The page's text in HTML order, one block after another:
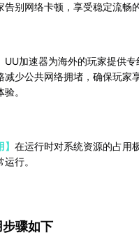
告别网络卡顿，享受稳定流畅
UU加速器为海外的玩家提供专
减少公共网络拥堵，确保玩家
。
在运行时对系统资源的占用
行。
骤如下